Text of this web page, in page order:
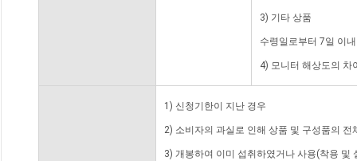
3) 기타 상품
수령일로부터 7일 이
4) 모니터 해상도의 차
1) 신청기한이 지난 경우
2) 소비자의 과실로 인해 상품 및 구성품의
3) 개봉하여 이미 섭취하였거나 사용(착용 및